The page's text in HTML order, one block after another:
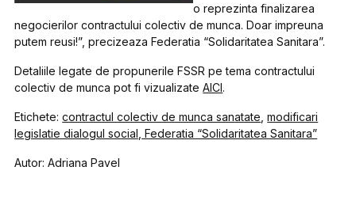
o reprezinta finalizarea
negocierilor contractului colectiv de munca. Doar impreuna
putem reusi!”, precizeaza Federatia “Solidaritatea Sanitara”.
Detaliile legate de propunerile FSSR pe tema contractului
colectiv de munca pot fi vizualizateAICI.
Etichete:contractul colectiv de munca sanatate ,modificari
legislatie dialogul social Federatia “Solidaritatea Sanitara”
Autor: Adriana Pavel